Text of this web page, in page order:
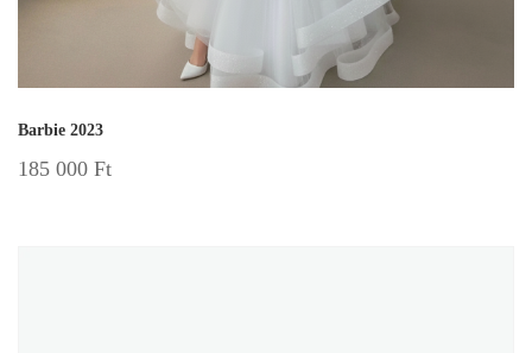
Barbie 2023
185 000 Ft